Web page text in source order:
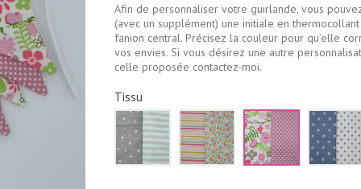
Afin de personnaliser votre guirlande, vous
(avec un supplément) une initiale en
fanion central. Précisez la couleur pour qu’elle
vos envies. Si vous désirez une autre
celle proposée contactez-moi.
Tissu
Vert
d'eau
et
gris
Rose
jaune
et
vert
Rose
et
vert